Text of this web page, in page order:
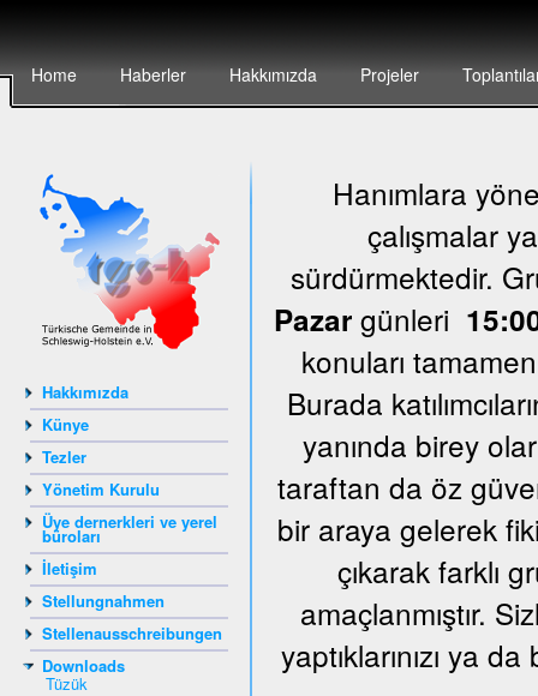
Home Haberler Hakkımızda Projeler
Hakkımızda
Künye
Tezler
Yönetim Kurulu
Üye dernerkleri ve yerel
büroları
İletişim
Stellungnahmen
Stellenausschreibungen
Downloads
Tüzük
Hanımlara
çalışmalar
sürdürmektedir.
Pazar günleri
konuları
Burada
yanında birey
taraftan da öz
bir araya gelerek
çıkarak farklı
amaçlanmıştır.
yaptıklarınızı ya